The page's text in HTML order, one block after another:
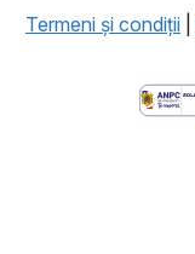
Termeni şi condiţii